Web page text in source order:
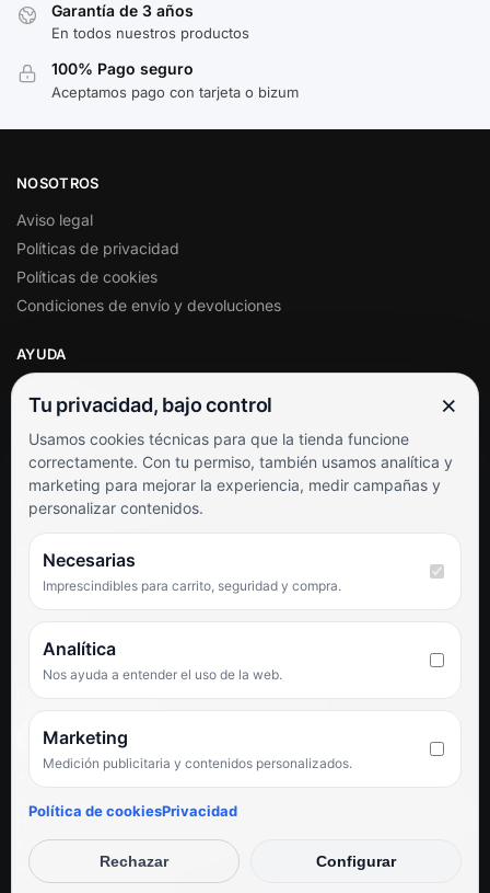
Garantía de 3 años
En todos nuestros productos
100% Pago seguro
Aceptamos pago con tarjeta o bizum
NOSOTROS
Aviso legal
Políticas de privacidad
Políticas de cookies
Condiciones de envío y devoluciones
AYUDA
Soporte al cliente
Contacto
Términos y condiciones
Preguntas frecuentes
SÍGUENOS
Facebook
TikTok
PUNTUACIÓN DE 4,6 SOBRE 5 EN GOOGLE
★★★★★
Hemos comprado en varias ocasiones y siempre dan respuesta.
Espectacular, servicio de 10.»
Iván Rodríguez Ramos
Tu privacidad, bajo control ×
Usamos cookies técnicas para que la tienda funcione
correctamente. Con tu permiso, también usamos analítica y
marketing para mejorar la experiencia, medir campañas y
personalizar contenidos.
Necesarias
Imprescindibles para carrito, seguridad y compra.
Analítica
Nos ayuda a entender el uso de la web.
Marketing
Medición publicitaria y contenidos personalizados.
Política de cookiesPrivacidad
Rechazar Configurar